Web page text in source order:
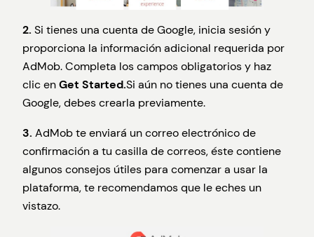
2. Si tienes una cuenta de Google, inicia sesión y
proporciona la información adicional requerida por
AdMob. Completa los campos obligatorios y haz
clic enGet Started.Si aún no tienes una cuenta de
Google, debes crearla previamente.
3. AdMob te enviará un correo electrónico de
confirmación a tu casilla de correos, éste contiene
algunos consejos útiles para comenzar a usar la
plataforma, te recomendamos que le eches un
vistazo.